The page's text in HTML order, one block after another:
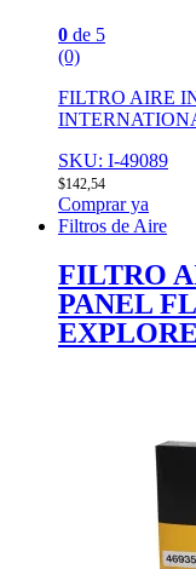
0 de 5
(0)
FILTRO AIRE
SKU: I-49089
$142,54
Comprar ya
Filtros de Aire
FILTRO
PANEL